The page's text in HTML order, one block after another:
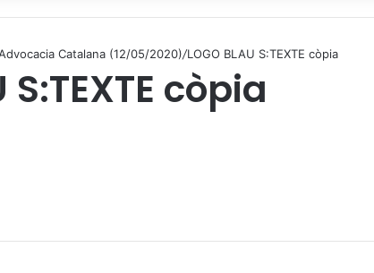
Catalana (12/05/2020)/LOGO BLAU S:TEXTE còpia
S:TEXTE còpia